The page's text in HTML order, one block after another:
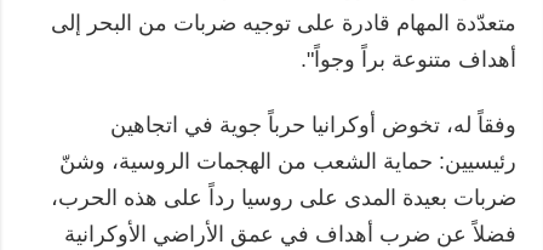
متعدّدة المهام قادرة على توجيه ضربات من البحر إلى
أهداف متنوعة براً وجواً".
وفقاً له، تخوض أوكرانيا حرباً جوية في اتجاهين
رئيسيين: حماية الشعب من الهجمات الروسية، وشنّ
ضربات بعيدة المدى على روسيا رداً على هذه الحرب،
فضلاً عن ضرب أهداف في عمق الأراضي الأوكرانية